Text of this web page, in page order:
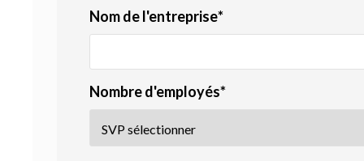
Nom de l'entreprise*
Nombre d'employés*